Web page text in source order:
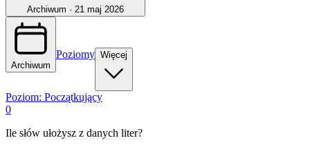
Archiwum · 21 maj 2026
Archiwum
Poziomy Więcej
Poziom: Początkujący
0
Ile słów ułożysz z danych liter?